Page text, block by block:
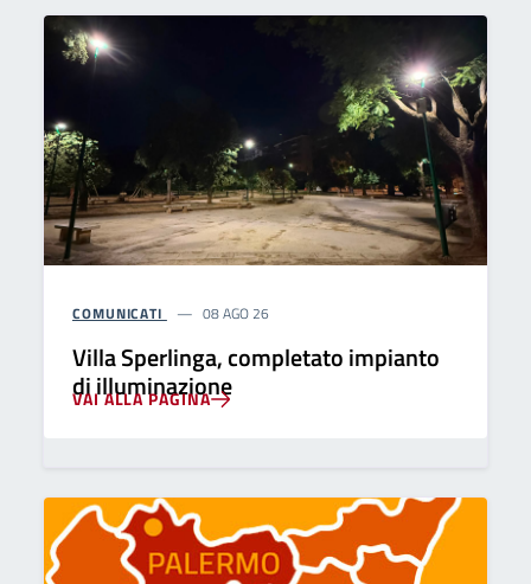
COMUNICATI 08 AGO 26
Villa Sperlinga, completato impianto
di illuminazione
VAI ALLA PAGINA